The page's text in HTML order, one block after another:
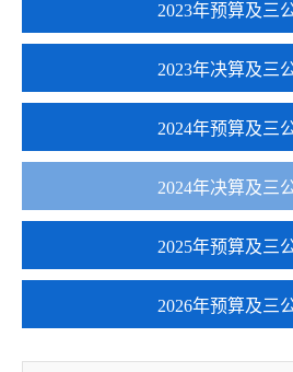
2023年预算及三
2023年决算及三
2024年预算及三
2024年决算及三
2025年预算及三
2026年预算及三